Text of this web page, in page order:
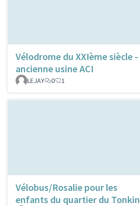
Vélodrome du XXIème siècle -
ancienne usine ACI
LEJAY
0 1
Vélobus/Rosalie pour les
enfants du quartier du Tonkin